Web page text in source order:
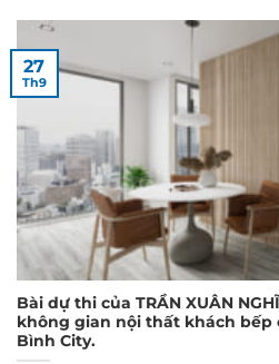
Bài dự thi của TRẦN XUÂN
không gian nội thất khách bếp
Bình City.
27
Th9